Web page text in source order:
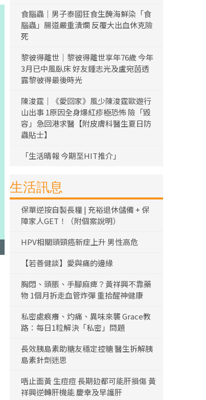
食腦蟲｜男子泰國狂食生醃海鮮染「食
腦蟲」腸道嚴重潰爛 反覆大出血休克險
死
黎彼得離世｜黎彼得離世享年76歲 今年
3月已中風臥床 好友鍾志光及盧宛茵透
露黎彼得最後時光
陳浚霆｜《愛回家》風少陳浚霆歐遊行
山出事 1原因全身爆紅疹極恐怖 險「毀
容」急回港求醫【附皮膚科醫生夏日防
蟲貼士】
「生活晴報 今期至HIT推介」
生活訊息
保單逆按自製長糧 | 充裕退休儲備 + 保
障家人GET！（附個案說明）
HPV相關頭頸癌新症上升 男性高危
【若善健談】愛與痛的邊緣
胸悶、頭脹、手腳麻痺？黃祥興不靠藥
物 1個月拆走血管炸彈 重拾醒神健康
私密處痕癢、灼痛、異味來襲 Grace教
路：每日1粒解決「私密」問題
長效胰島素助糖友穩定控糖 醫生拆解胰
島素針劑迷思
唔止面黃 生痘痘 長期攰都可能肝損傷 黃
祥興逆轉肝機能 慶幸及早護肝